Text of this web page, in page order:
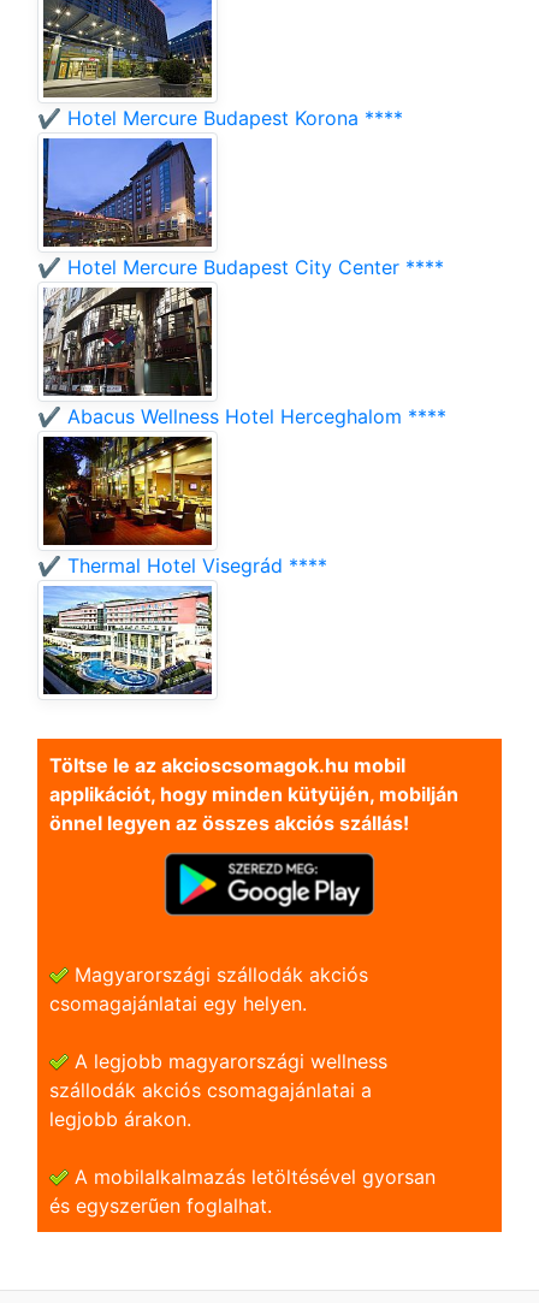
✔️ Hotel Mercure Budapest Korona ****
✔️ Hotel Mercure Budapest City Center ****
✔️ Abacus Wellness Hotel Herceghalom ****
✔️ Thermal Hotel Visegrád ****
Töltse le az akcioscsomagok.hu mobil
applikációt, hogy minden kütyüjén, mobilján
önnel legyen az összes akciós szállás!
Magyarországi szállodák akciós
csomagajánlatai egy helyen.
A legjobb magyarországi wellness
szállodák akciós csomagajánlatai a
legjobb árakon.
A mobilalkalmazás letöltésével gyorsan
és egyszerũen foglalhat.